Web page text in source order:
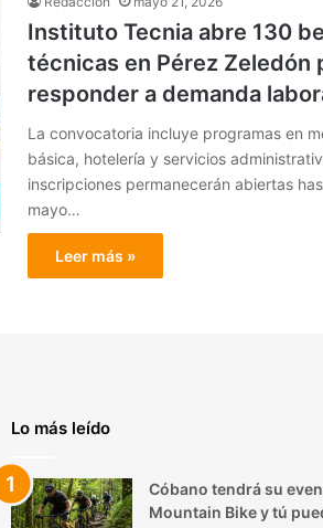
Instituto Tecnia abre 130
técnicas en Pérez Zeledón
responder a demanda
La convocatoria incluye programas en
básica, hotelería y servicios
inscripciones permanecerán abiertas
mayo…
Leer más »
Lo más leído
Cóbano tendrá su
Mountain Bike y tú